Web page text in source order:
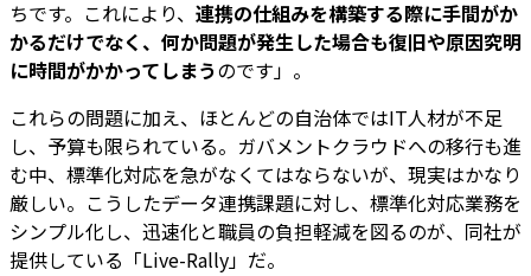
ちです。これにより、 連携の仕組みを構築する際に手間がか
かるだけでなく、何か問題が発生した場合も復旧や原因究明
に時間がかかってしまうのです」。
これらの問題に加え、ほとんどの自治体ではIT人材が不足
し、予算も限られている。ガバメントクラウドへの移行も進
む中、標準化対応を急がなくてはならないが、現実はかなり
厳しい。こうしたデータ連携課題に対し、標準化対応業務を
シンプル化し、迅速化と職員の負担軽減を図るのが、同社が
提供している「Live-Rally」だ。